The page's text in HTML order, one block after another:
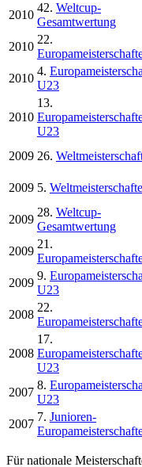
2010
42. Weltcup-
Gesamtwertung
2010
22.
2010
4.
U23
2010
13.
U23
2009 26.
2009 5.
2009
28. Weltcup-
Gesamtwertung
2009
21.
2009
9.
U23
2008
22.
2008
17.
U23
2007
8.
U23
2007
7. Junioren-
Für nationale